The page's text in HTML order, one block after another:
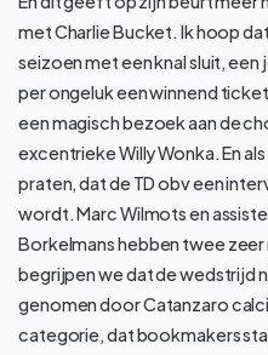
met Charlie Bucket. Ik hoop
seizoen met een knal sluit,
per ongeluk een winnend
een magisch bezoek aan de
excentrieke Willy Wonka. En
praten, dat de TD obv een
wordt. Marc Wilmots en
Borkelmans hebben twee
begrijpen we dat de wedstrijd
genomen door Catanzaro
categorie, dat bookmakers